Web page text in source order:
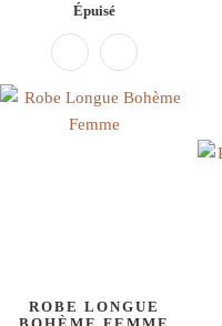
Épuisé
ROBE LONGUE